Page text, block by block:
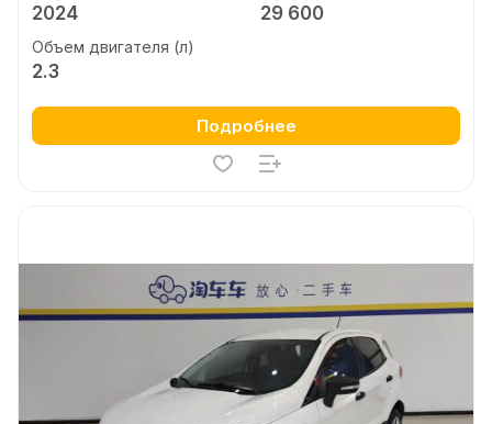
2024 29 600
Объем двигателя (л)
2.3
Подробнее